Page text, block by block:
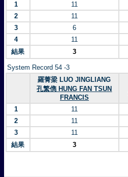
1
11
2
11
3
6
4
11
結果
3
System Record 54 -3
羅菁梁 LUO JINGLIANG
孔繁儁 HUNG FAN TSUN
FRANCIS
1 11
2
11
3
11
結果
3